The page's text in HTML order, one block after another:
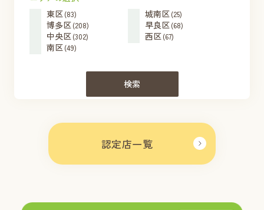
認定店一覧
東区(83) 城南区(25)
博多区(208) 早良区(68)
中央区(302) 西区(67)
南区(49)
検索